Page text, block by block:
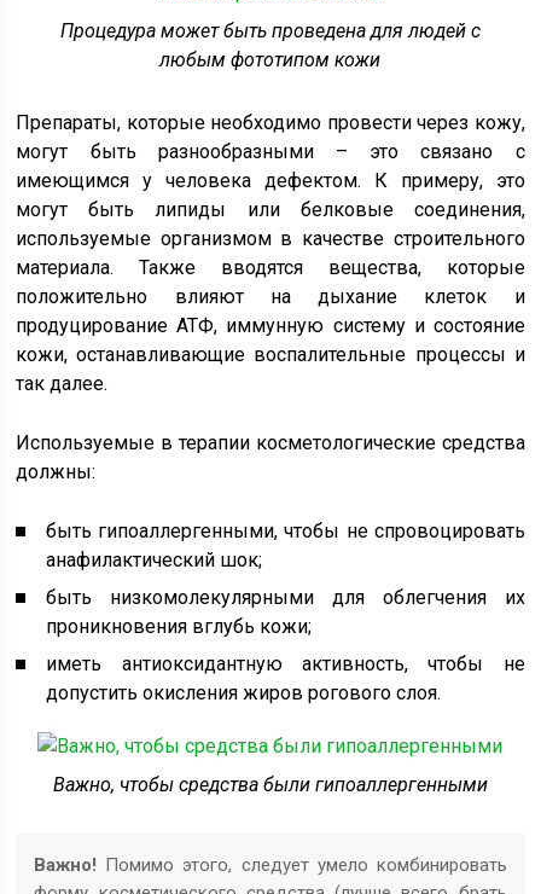
Процедура может быть проведена для людей с
любым фототипом кожи
Препараты, которые необходимо провести через кожу,
могут быть разнообразными – это связано с
имеющимся у человека дефектом. К примеру, это
могут быть липиды или белковые соединения,
используемые организмом в качестве строительного
материала. Также вводятся вещества, которые
положительно влияют на дыхание клеток и
продуцирование АТФ, иммунную систему и состояние
кожи, останавливающие воспалительные процессы и
так далее.
Используемые в терапии косметологические средства
должны:
быть гипоаллергенными, чтобы не спровоцировать
анафилактический шок;
быть низкомолекулярными для облегчения их
проникновения вглубь кожи;
иметь антиоксидантную активность, чтобы не
допустить окисления жиров рогового слоя.
Важно, чтобы средства были гипоаллергенными
Важно! Помимо этого, следует умело комбинировать